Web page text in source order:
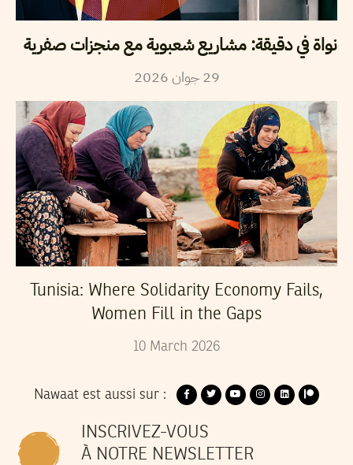
نواة في دقيقة: مشاريع شعبوية مع منجزات صفرية
29 جوان2026
Tunisia: Where Solidarity Economy Fails,
Women Fill in the Gaps
10 March 2026
Nawaat est aussi sur :
INSCRIVEZ-VOUS
À NOTRE NEWSLETTER